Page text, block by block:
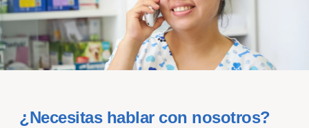
¿Necesitas hablar con nosotros?